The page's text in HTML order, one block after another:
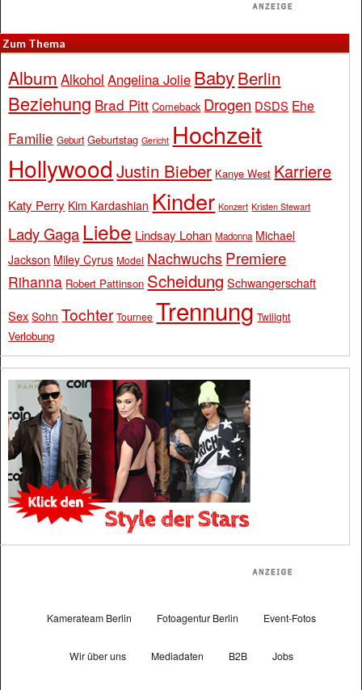
Zum Thema
Album Alkohol Angelina Jolie BabyBerlin
Beziehung Brad Pitt Comeback Drogen DSDS Ehe
Familie Geburt Geburtstag Gericht Hochzeit
Hollywood Justin Bieber Kanye West Karriere
Katy Perry Kim Kardashian Kinder Konzert Kristen Stewart
Lady Gaga Liebe Lindsay Lohan Madonna Michael
Jackson Miley Cyrus Model Nachwuchs Premiere
Rihanna Robert Pattinson Scheidung Schwangerschaft
Sex Sohn Tochter Tournee Trennung Twilight
Verlobung
Kamerateam Berlin Fotoagentur Berlin Event-Fotos
Wir über uns Mediadaten B2B Jobs